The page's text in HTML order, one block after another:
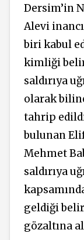
Dersim’in
Alevi
biri kabul
kimliği
saldırıya
olarak
tahrip
bulunan
Mehmet
saldırıya
geldiği
gözaltına